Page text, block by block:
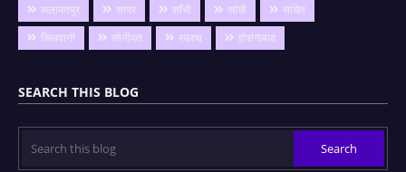
सलामतपुर
सागर साँची सांची
सांचेत
सिलवानी
सोनीपत स्वस्थ होशंगाबाद
SEARCH THIS BLOG